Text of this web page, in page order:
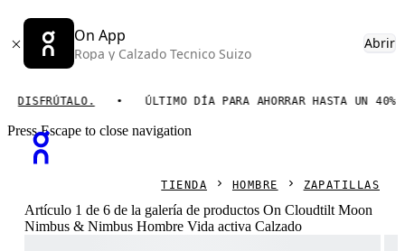
On App
Ropa y Calzado Tecnico Suizo
Abrir
ÚLTIMO DÍA PARA AHORRAR HASTA UN 40%.
Press Escape to close navigation
TIENDA HOMBRE ZAPATILLAS
Artículo 1 de 6 de la galería de productos On Cloudtilt Moon
Nimbus & Nimbus Hombre Vida activa Calzado